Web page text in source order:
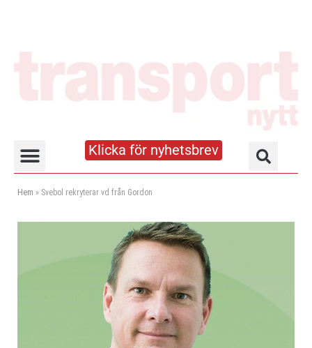
Klicka för nyhetsbrev
Hem » Svebol rekryterar vd från Gordon